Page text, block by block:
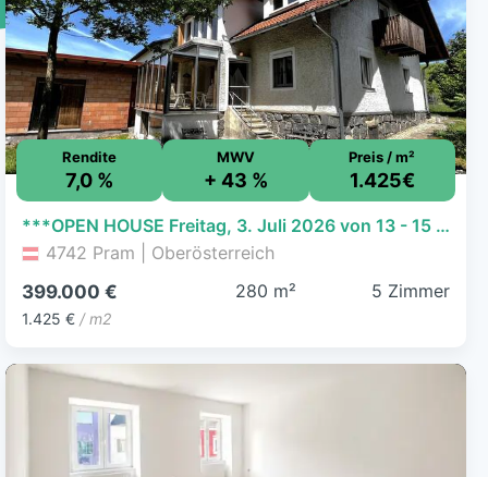
Rendite
7,0 %
MWV
+ 43 %
Preis / m²
1.425€
***OPEN HOUSE Freitag, 3. Juli 2026 von 13 - 15 Uhr*** Wohnhaus mit großem Grundstück in Pram am Hausruck
4742 Pram | Oberösterreich
399.000 €
1.425 € / m2
280 m² 5 Zimmer